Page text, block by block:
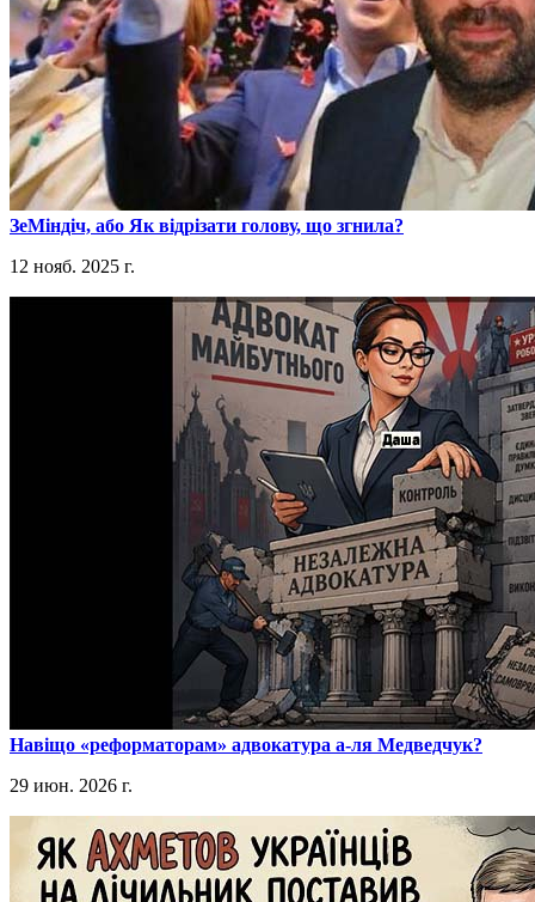
​ЗеМіндіч, або Як відрізати голову, що згнила?
12 нояб. 2025 г.
​Навіщо «реформаторам» адвокатура а-ля Медведчук?
29 июн. 2026 г.